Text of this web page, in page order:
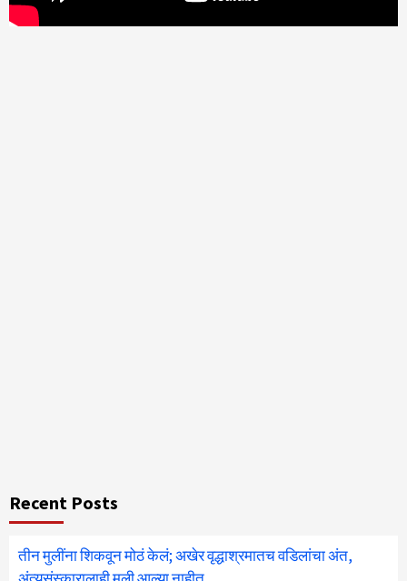
Recent Posts
तीन मुलींना शिकवून मोठं केलं; अखेर वृद्धाश्रमातच वडिलांचा अंत,